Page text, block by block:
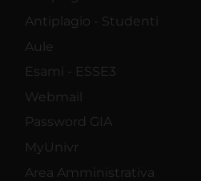
Antiplagio - Studenti
Aule
Esami - ESSE3
Webmail
Password GIA
MyUnivr
Area Amministrativa